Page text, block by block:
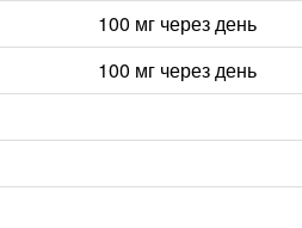
100 мг через день
100 мг через день